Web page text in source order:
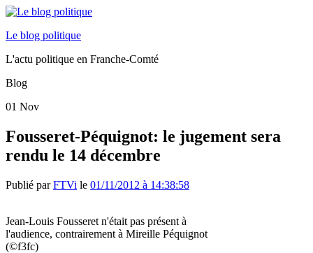
Le blog politique
L'actu politique en Franche-Comté
Blog
01 Nov
Fousseret-Péquignot: le jugement sera
rendu le 14 décembre
Publié parFTVi le 01/11/2012 à 14:38:58
Jean-Louis Fousseret n'était pas présent à
l'audience, contrairement à Mireille Péquignot
(©f3fc)